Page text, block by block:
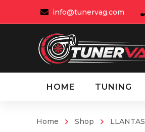
info@tunervag.com
HOME TUNING
Home Shop LLANTAS